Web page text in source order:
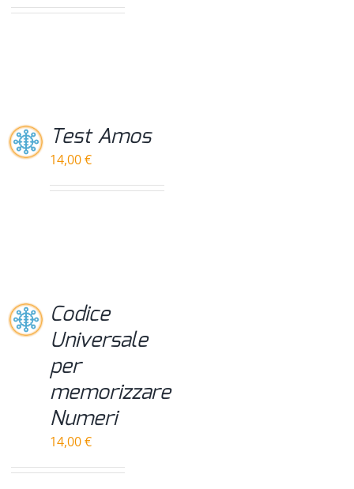
prezzo:
Test Amos
14,00€
Codice
Universale
per
memorizzare
Numeri
14,00€